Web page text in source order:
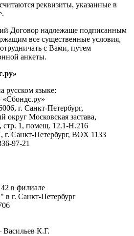
реквизиты, указанные в
Договор надлежаще подписанным
все существенные условия,
с Вами, путем
анкеты.
русском языке:
г. Санкт-Петербург,
округ Московская застава,
стр. 1, помещ. 12.1-Н.216
г. Санкт-Петербург, BOX 1133
97-21
в филиале
Санкт-Петербург
Васильев К.Г.